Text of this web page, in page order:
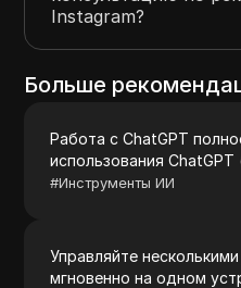
Instagram?
Больше
Работа с ChatGPT
использования
#Инструменты ИИ
Управляйте
мгновенно на одном